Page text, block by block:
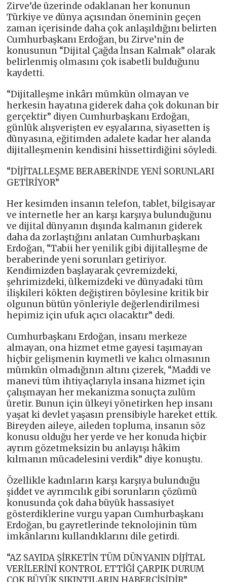
Zirve’de üzerinde odaklanan her konunun
Türkiye ve dünya açısından öneminin geçen
zaman içerisinde daha çok anlaşıldığını belirten
Cumhurbaşkanı Erdoğan, bu Zirve’nin de
konusunun “Dijital Çağda İnsan Kalmak” olarak
belirlenmiş olmasını çok isabetli bulduğunu
kaydetti.
“Dijitalleşme inkârı mümkün olmayan ve
herkesin hayatına giderek daha çok dokunan bir
gerçektir” diyen Cumhurbaşkanı Erdoğan,
günlük alışverişten ev eşyalarına, siyasetten iş
dünyasına, eğitimden adalete kadar her alanda
dijitalleşmenin kendisini hissettirdiğini söyledi.
“DİJİTALLEŞME BERABERİNDE YENİ SORUNLARI
GETİRİYOR”
Her kesimden insanın telefon, tablet, bilgisayar
ve internetle her an karşı karşıya bulunduğunu
ve dijital dünyanın dışında kalmanın giderek
daha da zorlaştığını anlatan Cumhurbaşkanı
Erdoğan, “Tabii her yenilik gibi dijitalleşme de
beraberinde yeni sorunları getiriyor.
Kendimizden başlayarak çevremizdeki,
şehrimizdeki, ülkemizdeki ve dünyadaki tüm
ilişkileri kökten değiştiren böylesine kritik bir
olgunun bütün yönleriyle değerlendirilmesi
hepimiz için ufuk açıcı olacaktır” dedi.
Cumhurbaşkanı Erdoğan, insanı merkeze
almayan, ona hizmet etme gayesi taşımayan
hiçbir gelişmenin kıymetli ve kalıcı olmasının
mümkün olmadığının altını çizerek, “Maddi ve
manevi tüm ihtiyaçlarıyla insana hizmet için
çalışmayan her mekanizma sonuçta zulüm
üretir. Bunun için ülkeyi yönetirken hep insanı
yaşat ki devlet yaşasın prensibiyle hareket ettik.
Bireyden aileye, aileden topluma, insanın söz
konusu olduğu her yerde ve her konuda hiçbir
ayrım gözetmeksizin bu anlayışı hâkim
kılmanın mücadelesini verdik” diye konuştu.
Özellikle kadınların karşı karşıya bulunduğu
şiddet ve ayrımcılık gibi sorunların çözümü
konusunda çok daha büyük hassasiyet
gösterdiklerine vurgu yapan Cumhurbaşkanı
Erdoğan, bu gayretlerinde teknolojinin tüm
imkânlarını kullandıklarını dile getirdi.
“AZ SAYIDA ŞİRKETİN TÜM DÜNYANIN DİJİTAL
VERİLERİNİ KONTROL ETTİĞİ ÇARPIK DURUM